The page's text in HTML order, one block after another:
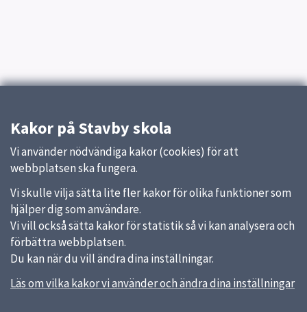
Kakor på Stavby skola
Vi använder nödvändiga kakor (cookies) för att
webbplatsen ska fungera.
Vi skulle vilja sätta lite fler kakor för olika funktioner som
hjälper dig som användare.
Vi vill också sätta kakor för statistik så vi kan analysera och
förbättra webbplatsen.
Du kan när du vill ändra dina inställningar.
Läs om vilka kakor vi använder och ändra dina inställningar